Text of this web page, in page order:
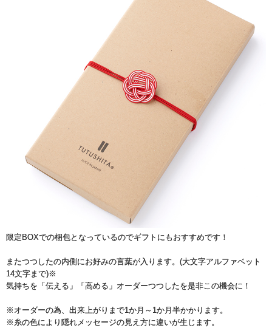
限定BOXでの梱包となっているのでギフトにもおすすめです！
またつつしたの内側にお好みの言葉が入ります。(大文字アルファベット
14文字まで)※
気持ちを「伝える」「高める」オーダーつつしたを是非この機会に！
※オーダーの為、出来上がりまで1か月～1か月半かかります。
※糸の色により隠れメッセージの見え方に違いが生じます。